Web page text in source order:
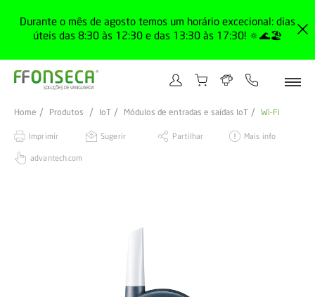
Durante o mês de agosto temos um horário excecional: dias
úteis das 8:30 às 12:30 e das 13:30 às 17:30! 🔅🌊🏖️
Home Produtos IoT Módulos de entradas e saídas IoT Wi-Fi
Imprimir Sugerir Partilhar Mais info
advantech.com